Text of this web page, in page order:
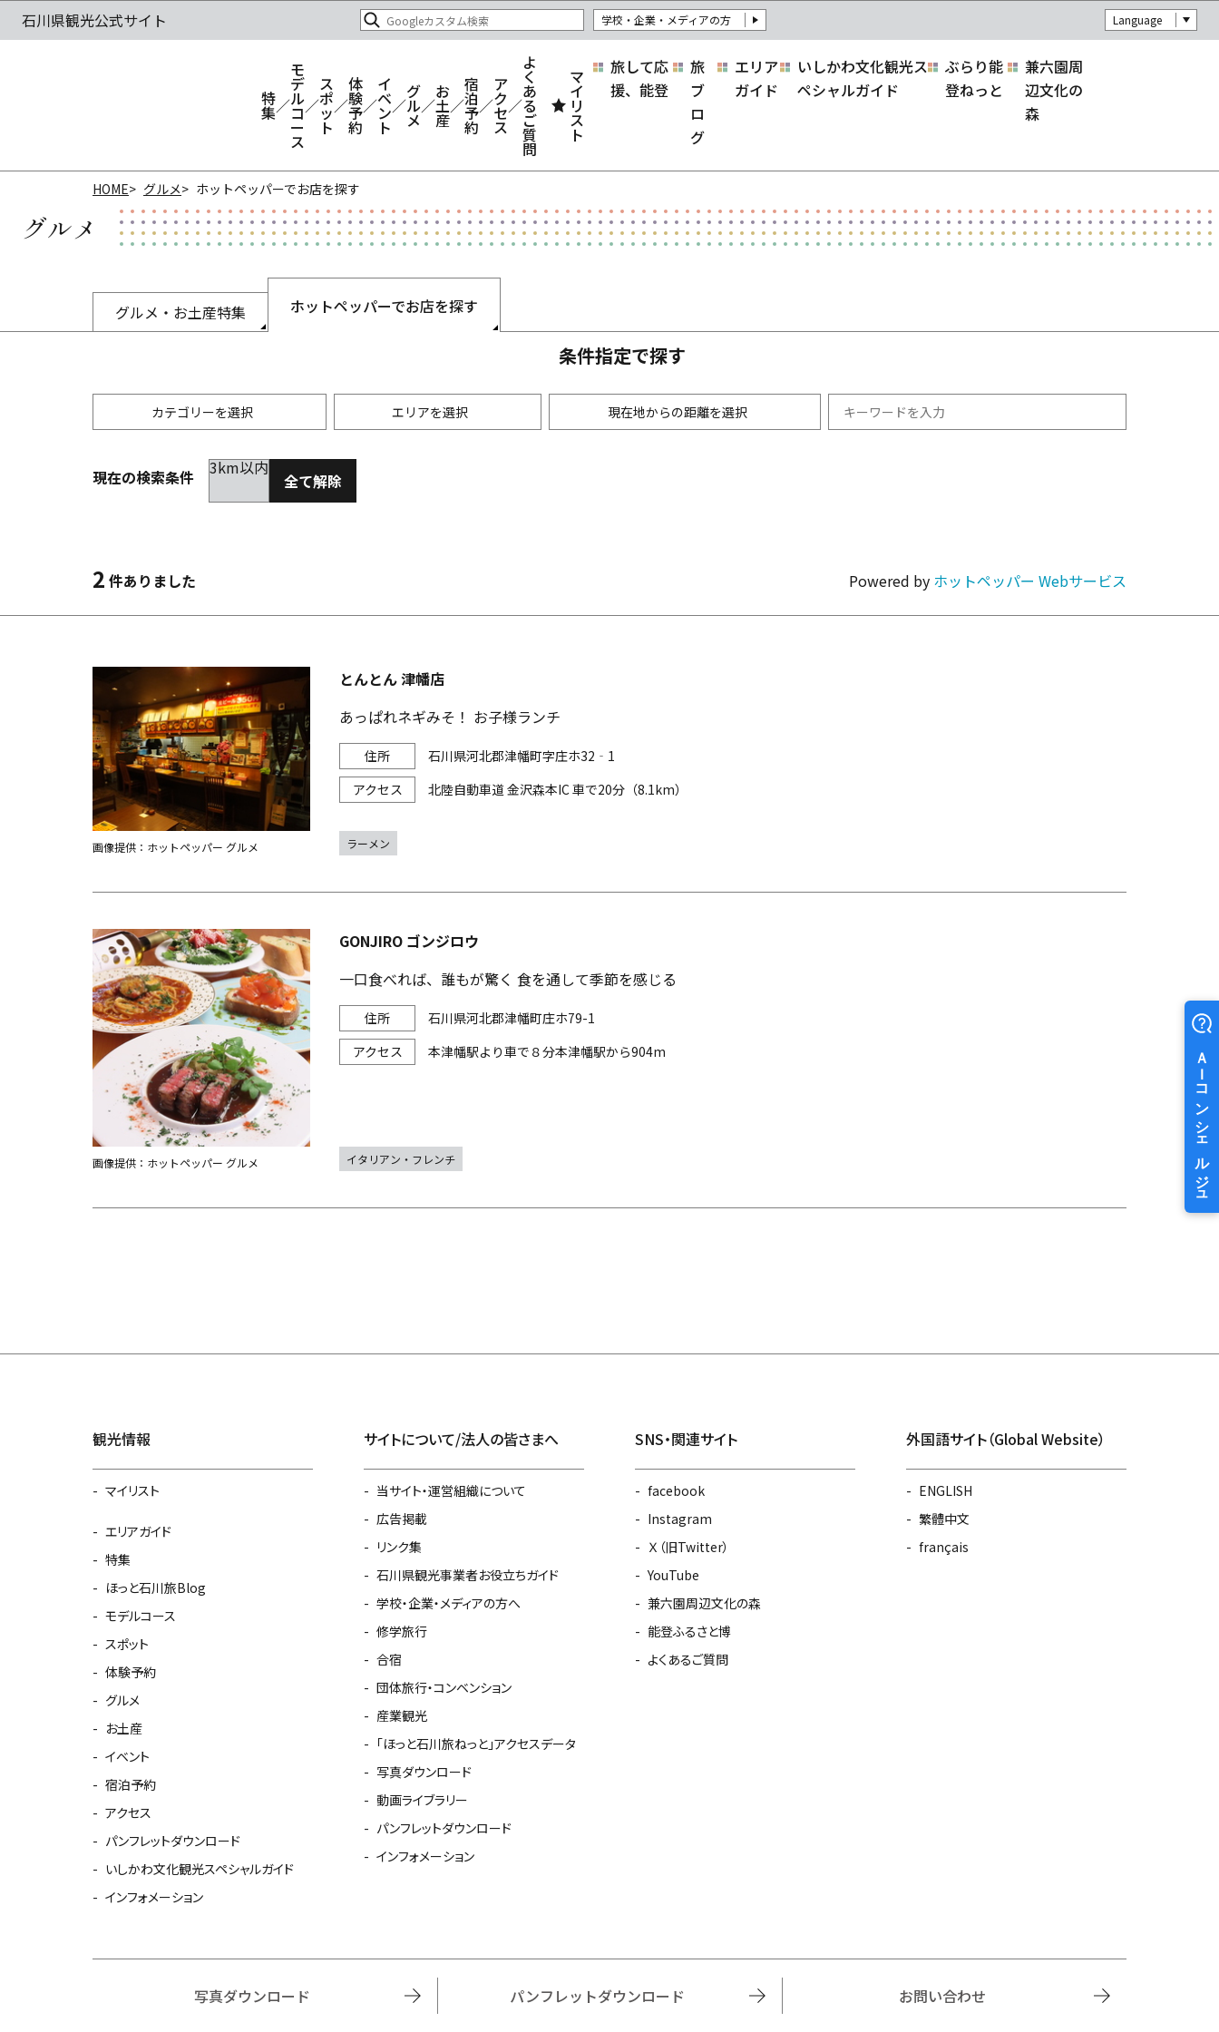
学校・企業・メディアの方 Language
特
集
モ
デ
ル
コ
ー
ス
ス
ポ
ッ
ト
体
験
予
約
イ
ベ
ン
ト
グ
ル
メ
お
土
産
宿
泊
予
約
ア
ク
セ
ス
よ
く
あ
る
ご
質
問
マ
イ
リ
ス
ト
旅して応
援、能登
旅
ブ
ロ
グ
エリア
ガイド
いしかわ文化観光ス
ペシャルガイド
ぶらり能
登ねっと
兼六園周
辺文化の
森
HOME グルメ ホットペッパーでお店を探す
グルメ
グルメ・お土産特集 ホットペッパーでお店を探す
条件指定で探す
カテゴリーを選択 エリアを選択 現在地からの距離を選択
居酒屋
韓国料理 カラオケ・パーティ
その他グルメ
金沢(片町･香林坊･にし茶屋周辺)
金沢市他・野々市・白山・内灘
未選択
現在の検索条件 3km以内
全て解除
2 件ありました Powered by ホットペッパー Webサービス
とんとん 津幡店
あっぱれネギみそ！ お子様ランチ
石川県河北郡津幡町字庄ホ32‐1
北陸自動車道 金沢森本IC 車で20分（8.1km）
画像提供：ホットペッパー グルメ ラーメン
GONJIRO ゴンジロウ
一口食べれば、誰もが驚く 食を通して季節を感じる
石川県河北郡津幡町庄ホ79-1
本津幡駅より車で８分本津幡駅から904m
画像提供：ホットペッパー グルメ イタリアン・フレンチ
観光情報
マイリスト
エリアガイド
特集
ほっと石川旅Blog
モデルコース
スポット
体験予約
グルメ
お土産
イベント
宿泊予約
アクセス
パンフレットダウンロード
いしかわ文化観光スペシャルガイド
インフォメーション
サイトについて/法人の皆さまへ
当サイト・運営組織について
広告掲載
リンク集
石川県観光事業者お役立ちガイド
学校・企業・メディアの方へ
修学旅行
合宿
団体旅行・コンベンション
産業観光
「ほっと石川旅ねっと」アクセスデータ
写真ダウンロード
動画ライブラリー
パンフレットダウンロード
インフォメーション
SNS・関連サイト
facebook
Instagram
Ｘ（旧Twitter）
YouTube
兼六園周辺文化の森
能登ふるさと博
よくあるご質問
外国語サイト（Global Website）
ENGLISH
繁體中文
français
写真ダウンロード パンフレットダウンロード お問い合わせ